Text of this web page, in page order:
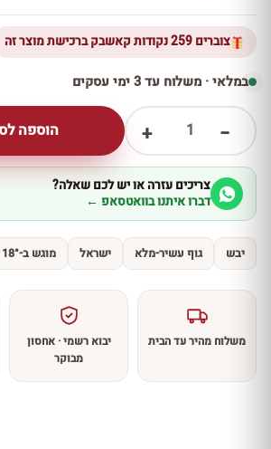
צוברים 259 נקודות קאשבק ברכישת מוצר זה
במלאי · משלוח עד 3 ימי עסקים
−
1
+ הוספה
צריכים עזרה או יש לכם שאלה?
דברו איתנו בוואטסאפ ←
יבש גוף עשיר-מלא ישראל מוגש ב-18°
משלוח מהיר עד הבית
יבוא רשמי · אחסון
מבוקר